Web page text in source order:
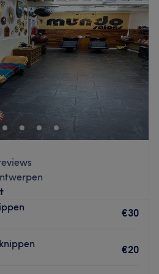
09:00–19:00
09:00–19:00
09:00–15:00
Gesloten
goede verzorging? Bij het
Ossas kent het team vele
kleuren en knippen
hair extensions en spa
altijd persoonlijke adviezen en
als missie om hun klanten
te geven. Voor mooi, zacht,
zit je bij deze kapper goed!
Go to venue
€30
€20